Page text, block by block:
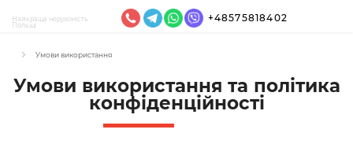
Найкраща нерухомість
Польщі
+48575818402
Умови використання
Умови використання та політика
конфіденційності